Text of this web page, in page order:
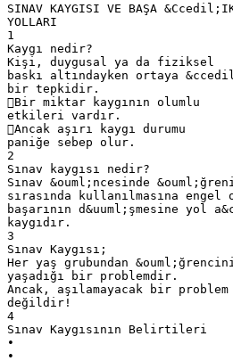
SINAV KAYGISI VE BAŞA
YOLLARI
1
Kaygı nedir?
Kişi, duygusal ya da fiziksel
baskı altındayken ortaya
bir tepkidir.
Bir miktar kaygının olumlu
etkileri vardır.
Ancak aşırı kaygı durumu
paniğe sebep olur.
2
Sınav kaygısı nedir?
Sınav &ouml;ncesinde
sırasında kullanılmasına engel
başarının d&uuml;şmesine yol
kaygıdır.
3
Sınav Kaygısı;
Her yaş grubundan
yaşadığı bir problemdir.
Ancak, aşılamayacak bir problem
değildir!
4
Sınav Kaygısının Belirtileri
•
•